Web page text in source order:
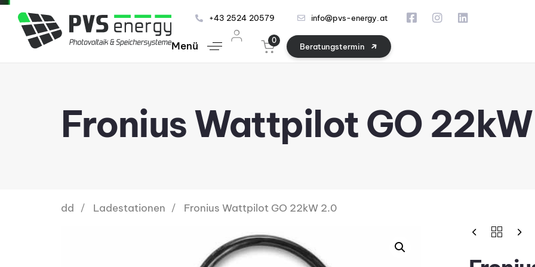
+43 2524 20579 info@pvs-energy.at
Menü 0
Beratungstermin
Fronius Wattpilot GO
dd Ladestationen Fronius Wattpilot GO 22kW 2.0